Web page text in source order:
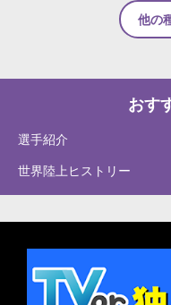
他の
おす
選手紹介
世界陸上ヒストリー